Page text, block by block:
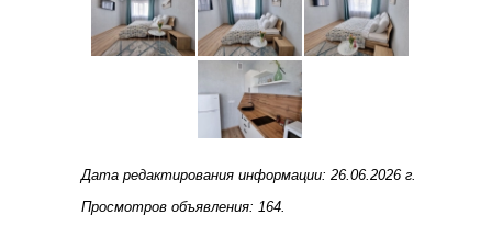
Дата редактирования информации: 26.06.2026 г.
Просмотров объявления: 164.